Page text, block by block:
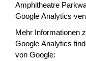
Amphitheatre
Google Analytics
Mehr Informationen
Google Analytics
von Google: